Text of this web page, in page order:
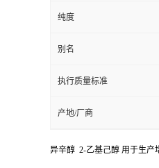
纯度
别名
执行质量标准
产地/厂商
异辛醇 2-乙基己醇 用于生产